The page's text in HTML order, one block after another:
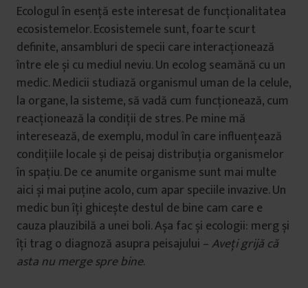
Ecologul în esență este interesat de funcționalitatea
ecosistemelor. Ecosistemele sunt, foarte scurt
definite, ansambluri de specii care interacționează
între ele și cu mediul neviu. Un ecolog seamănă cu un
medic. Medicii studiază organismul uman de la celule,
la organe, la sisteme, să vadă cum funcționează, cum
reacționează la condiții de stres. Pe mine mă
interesează, de exemplu, modul în care influențează
condițiile locale și de peisaj distribuția organismelor
în spațiu. De ce anumite organisme sunt mai multe
aici și mai puține acolo, cum apar speciile invazive. Un
medic bun îți ghicește destul de bine cam care e
cauza plauzibilă a unei boli. Așa fac și ecologii: merg și
îți trag o diagnoză asupra peisajului –Aveți grijă că
asta nu merge spre bine.